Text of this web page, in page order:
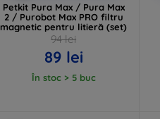
Petkit Pura Max / Pura Max
2 / Purobot Max PRO filtru
magnetic pentru litieră (set)
94 lei
89 lei
În stoc > 5 buc